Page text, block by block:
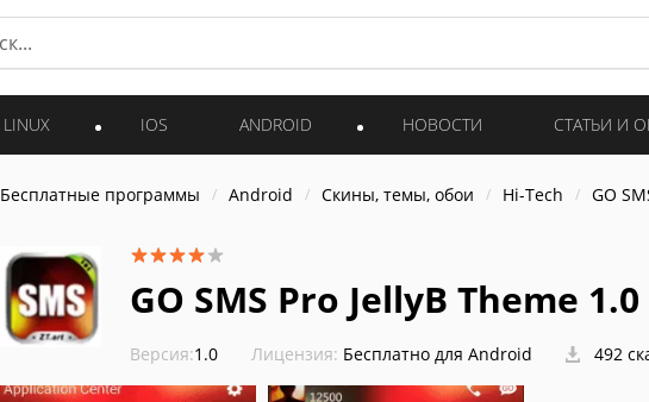
LINUX IOS ANDROID НОВОСТИ СТАТЬИ И
Бесплатные программы Android Скины, темы, обои Hi-Tech GO
GO SMS Pro JellyB Theme 1.0
Версия:1.0 Лицензия: Бесплатно для Android 492